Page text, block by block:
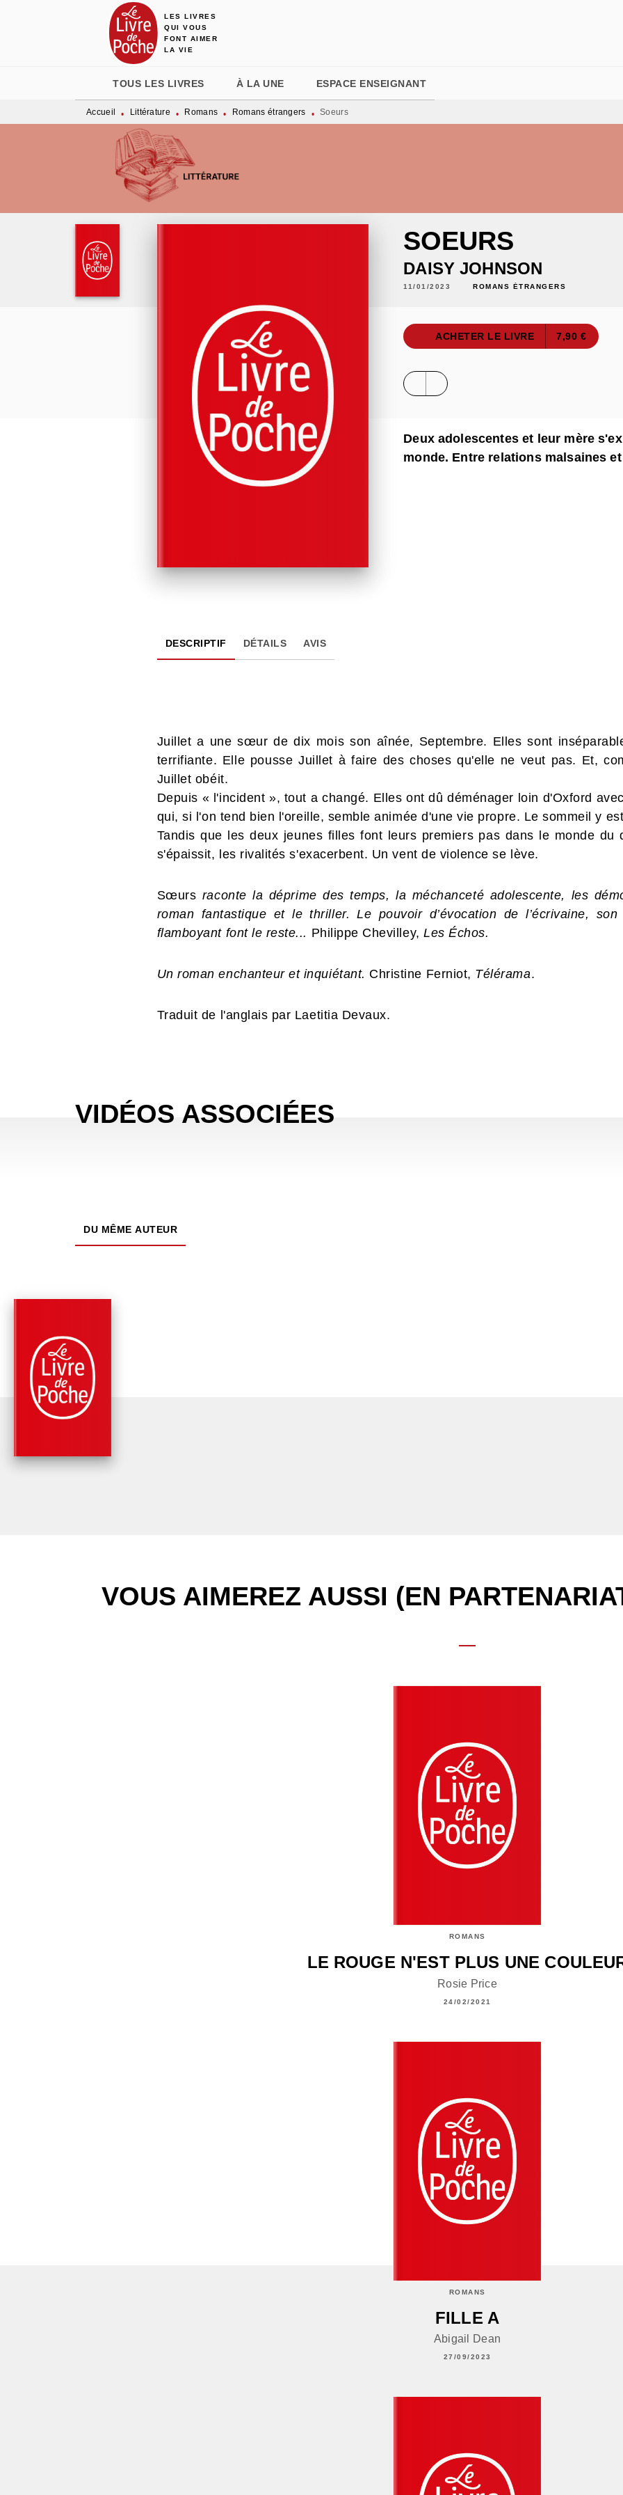
MENU RECHERCHE
LES LIVRES
QUI VOUS
FONT AIMER
LA VIE
TOUS LES LIVRES À LA UNE ESPACE ENSEIGNANT
Accueil • Littérature • Romans • Romans étrangers • Soeurs
SOEURS
DAISY JOHNSON
11/01/2023 ROMANS ÉTRANGERS
ACHETER LE LIVRE 7,90 €
Deux adolescentes et leur mère
monde. Entre relations malsaines
DESCRIPTIF DÉTAILS AVIS
Juillet a une sœur de dix mois son aînée, Septembre. Elles sont
terrifiante. Elle pousse Juillet à faire des choses qu'elle ne veut pas. Et,
Juillet obéit.
Depuis « l'incident », tout a changé. Elles ont dû déménager loin d'Oxford
qui, si l'on tend bien l'oreille, semble animée d'une vie propre. Le sommeil y
Tandis que les deux jeunes filles font leurs premiers pas dans le monde du
s'épaissit, les rivalités s'exacerbent. Un vent de violence se lève.
Sœurs raconte la déprime des temps, la méchanceté adolescente, les
roman fantastique et le thriller. Le pouvoir d’évocation de l’écrivaine,
flamboyant font le reste... Philippe Chevilley,Les Échos.
Un roman enchanteur et inquiétant. Christine Ferniot, Télérama.
Traduit de l'anglais par Laetitia Devaux.
VIDÉOS ASSOCIÉES
DU MÊME AUTEUR
VOUS AIMEREZ AUSSI (EN
ROMANS
LE ROUGE N'EST PLUS UNE
Rosie Price
24/02/2021
ROMANS
FILLE A
Abigail Dean
27/09/2023